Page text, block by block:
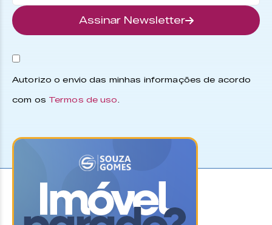
Assinar Newsletter
Autorizo o envio das minhas informações de acordo
com os Termos de uso.